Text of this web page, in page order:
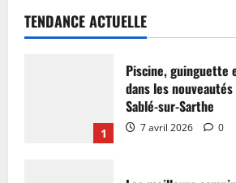
TENDANCE ACTUELLE
1
Piscine, guinguette
dans les
Sablé-sur-Sarthe
7 avril 2026 0